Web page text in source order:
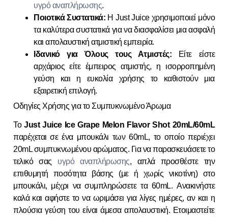
υγρό αναπλήρωσης.
Ποιοτικά Συστατικά: Η Just Juice χρησιμοποιεί μόνο
τα καλύτερα συστατικά για να διασφαλίσει μια ασφαλή
και απολαυστική ατμιστική εμπειρία.
Ιδανικό για Όλους τους Ατμιστές: Είτε είστε
αρχάριος είτε έμπειρος ατμιστής, η ισορροπημένη
γεύση και η ευκολία χρήσης το καθιστούν μια
εξαιρετική επιλογή.
Οδηγίες Χρήσης για το Συμπυκνωμένο Άρωμα
ΤοJust Juice Ice Grape Melon Flavor Shot 20mL/60mL
παρέχεται σε ένα μπουκάλι των 60mL, το οποίο περιέχει
20mL συμπυκνωμένου αρώματος. Για να παρασκευάσετε το
τελικό σας υγρό αναπλήρωσης, απλά προσθέστε την
επιθυμητή ποσότητα βάσης (με ή χωρίς νικοτίνη) στο
μπουκάλι, μέχρι να συμπληρώσετε τα 60mL. Ανακινήστε
καλά και αφήστε το να ωριμάσει για λίγες ημέρες, αν και η
πλούσια γεύση του είναι άμεσα απολαυστική. Ετοιμαστείτε